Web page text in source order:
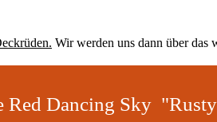
Wir werden uns dann über das
Red Dancing Sky